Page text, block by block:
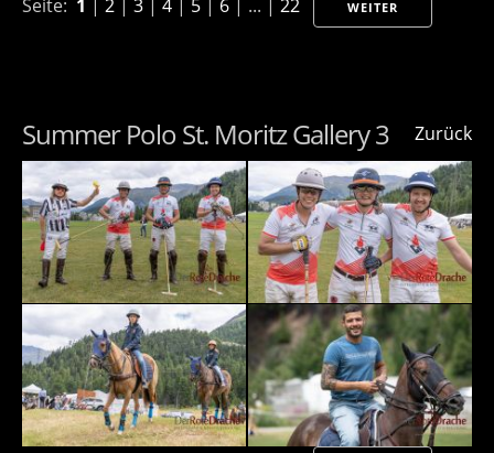
Seite: 1 2 3 4 5 6 | ... | 22 WEITER
Zurück
Summer Polo St. Moritz Gallery 3